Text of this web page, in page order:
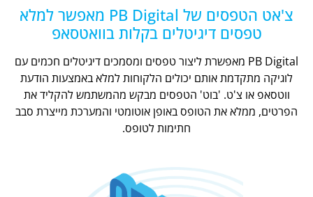
צ'אט הטפסים של PB Digital מאפשר למלא
טפסים דיגיטלים בקלות בוואטסאפ
PB Digital מאפשרת ליצור טפסים ומסמכים דיגיטלים חכמים עם
לוגיקה מתקדמת אותם יכולים הלקוחות למלא באמצעות הודעת
ווטסאפ או צ'ט. 'בוט' הטפסים מבקש מהמשתמש להקליד את
הפרטים, ממלא את הטופס באופן אוטומטי והמערכת מייצרת סבב
חתימות לטופס.